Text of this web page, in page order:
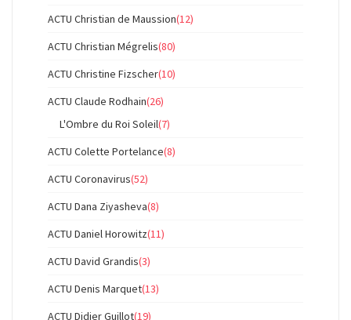
ACTU Christian de Maussion(12)
ACTU Christian Mégrelis(80)
ACTU Christine Fizscher(10)
ACTU Claude Rodhain(26)
L'Ombre du Roi Soleil(7)
ACTU Colette Portelance(8)
ACTU Coronavirus(52)
ACTU Dana Ziyasheva(8)
ACTU Daniel Horowitz(11)
ACTU David Grandis(3)
ACTU Denis Marquet(13)
ACTU Didier Guillot(19)